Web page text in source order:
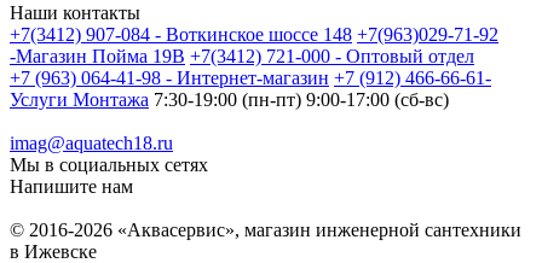
Наши контакты
+7(3412) 907-084 - Воткинское шоссе 148 +7(963)029-71-92
-Магазин Пойма 19В +7(3412) 721-000 - Оптовый отдел
+7 (963) 064-41-98 - Интернет-магазин +7 (912) 466-66-61-
Услуги Монтажа 7:30-19:00 (пн-пт) 9:00-17:00 (сб-вс)
imag@aquatech18.ru
Мы в социальных сетях
Напишите нам
© 2016-2026 «Аквасервис», магазин инженерной сантехники
в Ижевске